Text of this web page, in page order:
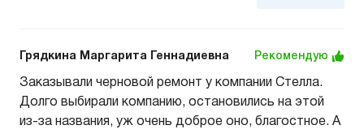
Грядкина Маргарита Геннадиевна Рекомендую
Заказывали черновой ремонт у компании Стелла.
Долго выбирали компанию, остановились на этой
из-за названия, уж очень доброе оно, благостное. А